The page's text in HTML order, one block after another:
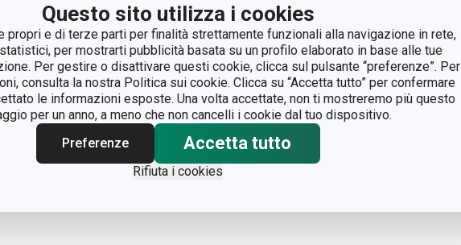
Questo sito utilizza i cookies
propri e di terze parti per finalità strettamente funzionali alla navigazione in rete,
per mostrarti pubblicità basata su un profilo elaborato in base alle tue
Per gestire o disattivare questi cookie, clicca sul pulsante “preferenze”. Per
consulta la nostra Politica sui cookie. Clicca su “Accetta tutto” per confermare
le informazioni esposte. Una volta accettate, non ti mostreremo più questo
per un anno, a meno che non cancelli i cookie dal tuo dispositivo.
Preferenze
Accetta tutto
Rifiuta i cookies